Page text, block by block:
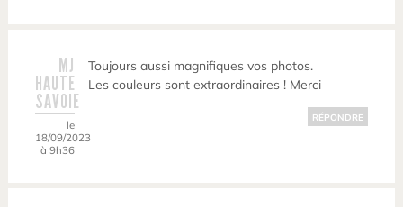
MJ
HAUTE
SAVOIE
le
18/09/2023
à 9h36
Toujours aussi magnifiques vos photos.
Les couleurs sont extraordinaires ! Merci
RÉPONDRE